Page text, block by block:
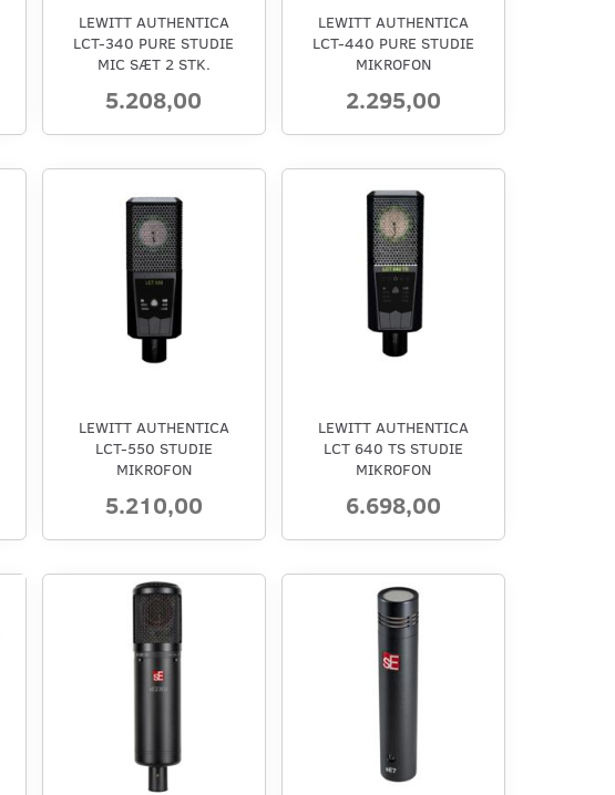
LEWITT AUTHENTICA
LCT-340 PURE STUDIE
MIC SÆT 2 STK.
5.208,00
LEWITT AUTHENTICA
LCT-440 PURE STUDIE
MIKROFON
2.295,00
LEWITT AUTHENTICA
LCT-550 STUDIE
MIKROFON
5.210,00
LEWITT AUTHENTICA
LCT 640 TS STUDIE
MIKROFON
6.698,00